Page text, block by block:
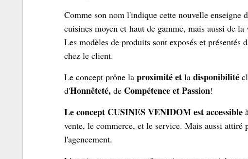
Comme son nom l'indique cette nouvelle enseigne
cuisines moyen et haut de gamme, mais aussi de
Les modèles de produits sont exposés et
chez le client.
Le concept prône laproximité et la disponibilité
d'Honnêteté,de Compétence et Passion!
Le concept CUSINES VENIDOM est accessible
vente, le commerce, et le service. Mais aussi attiré
l'agencement.